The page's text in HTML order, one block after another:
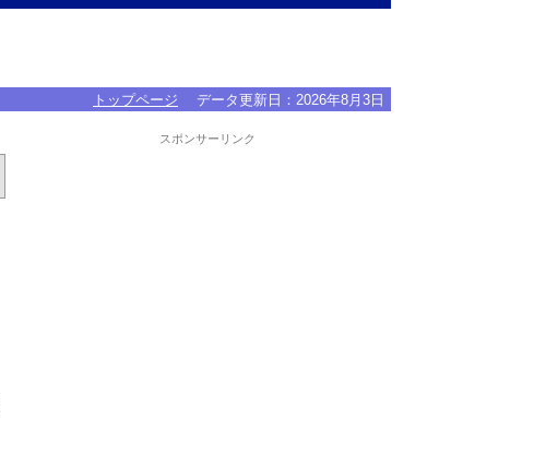
トップページ データ更新日： 2026年8月3日
スポンサーリンク